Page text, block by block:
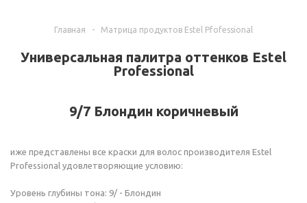
Главная - Матрица продуктов Estel Pfofessional
Универсальная палитра оттенков Estel
Professional
9/7 Блондин коричневый
иже представлены все краски для волос производителя Estel
Professional удовлетворяющие условию:
Уровень глубины тона: 9/ - Блондин